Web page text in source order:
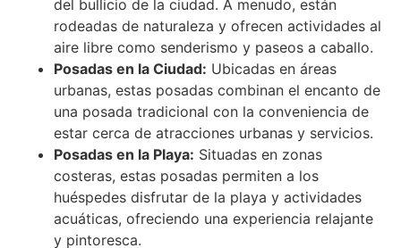
del bullicio de la ciudad. A menudo, están
rodeadas de naturaleza y ofrecen actividades al
aire libre como senderismo y paseos a caballo.
Posadas en la Ciudad: Ubicadas en áreas
urbanas, estas posadas combinan el encanto de
una posada tradicional con la conveniencia de
estar cerca de atracciones urbanas y servicios.
Posadas en la Playa: Situadas en zonas
costeras, estas posadas permiten a los
huéspedes disfrutar de la playa y actividades
acuáticas, ofreciendo una experiencia relajante
y pintoresca.